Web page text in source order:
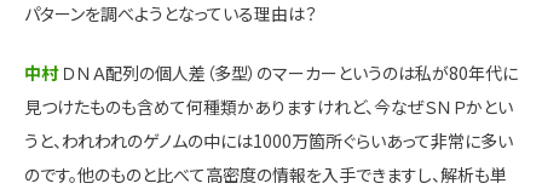
パターンを調べようとなっている理由は？
中村 ＤＮＡ配列の個人差（多型）のマーカーというのは私が80年代に
見つけたものも含めて何種類かありますけれど、今なぜＳＮＰかとい
うと、われわれのゲノムの中には1000万箇所ぐらいあって非常に多い
のです。他のものと比べて高密度の情報を入手できますし、解析も単